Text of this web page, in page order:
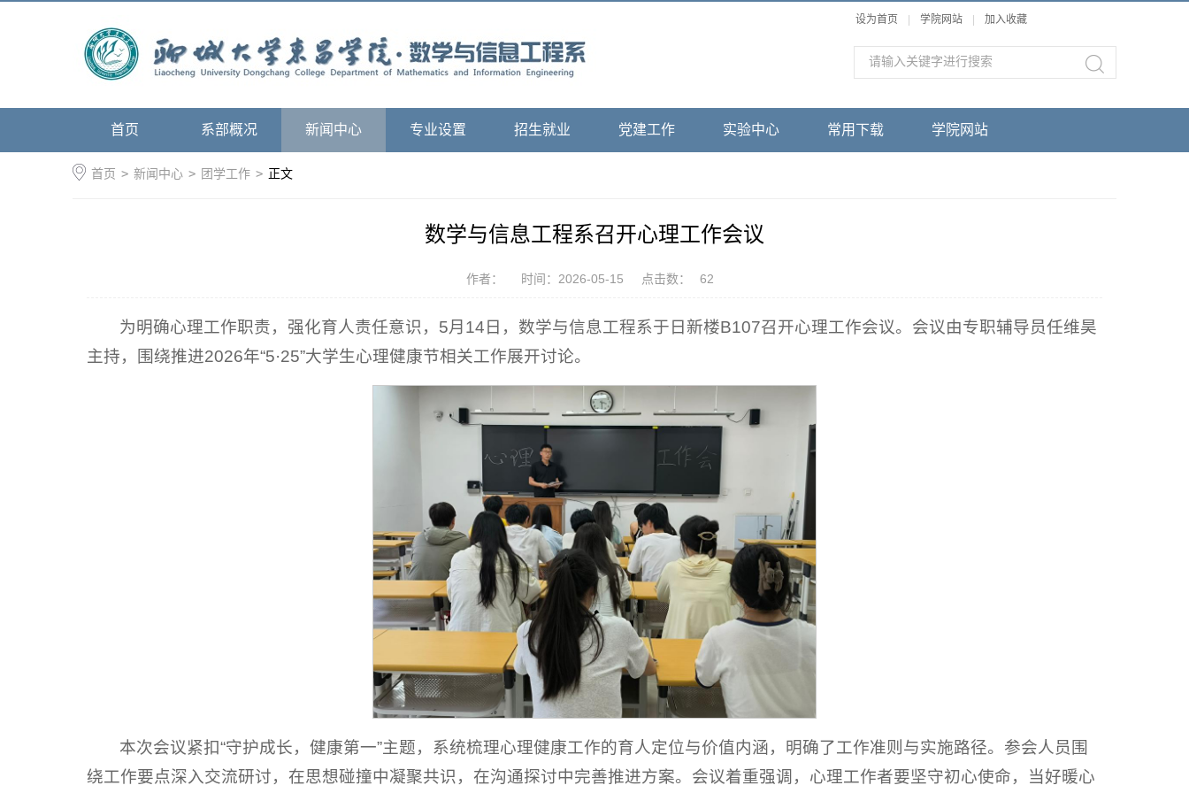
设为首页 学院网站 加入收藏
首页 系部概况 新闻中心 专业设置 招生就业 党建工作 实验中心 常用下载 学院网站
首页 > 新闻中心 > 团学工作 > 正文
数学与信息工程系召开心理工作会议
作者： 时间：2026-05-15 点击数： 62
为明确心理工作职责，强化育人责任意识，5月14日，数学与信息工程系于日新楼B107召开心理工作会议。会议由专职辅导员任维昊
主持，围绕推进2026年“5·25”大学生心理健康节相关工作展开讨论。
本次会议紧扣“守护成长，健康第一”主题，系统梳理心理健康工作的育人定位与价值内涵，明确了工作准则与实施路径。参会人员围
绕工作要点深入交流研讨，在思想碰撞中凝聚共识，在沟通探讨中完善推进方案。会议着重强调，心理工作者要坚守初心使命，当好暖心